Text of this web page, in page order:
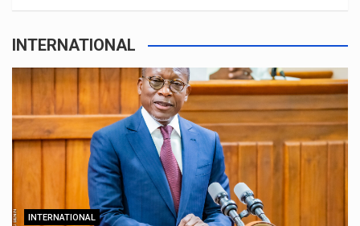
INTERNATIONAL
INTERNATIONAL